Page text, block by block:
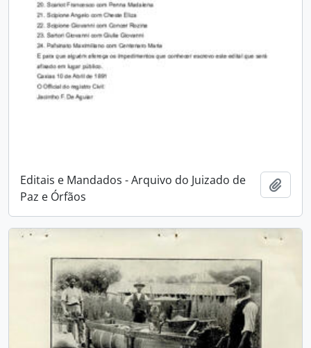
Editais e Mandados - Arquivo do Juizado de
Paz e Órfãos